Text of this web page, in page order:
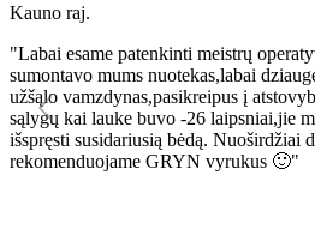
Kauno raj.
"Labai esame patenkinti meistrų
sumontavo mums nuotekas,labai
užšąlo vamzdynas,pasikreipus į
sąlygų kai lauke buvo -26 laipsniai,jie
išspręsti susidariusią bėdą. Nuoširdžiai
rekomenduojame GRYN vyrukus 🙂"